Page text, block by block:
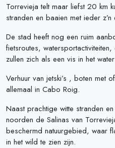
Torrevieja telt maar liefst 20 km
stranden en baaien met ieder z’n
De stad heeft nog een ruim
fietsroutes,
zullen zich als een vis in het
Verhuur van jetski’s , boten met
allemaal in Cabo Roig.
Naast prachtige witte stranden
noorden de Salinas van
beschermd natuurgebied, waar
in het wild te zien zijn.